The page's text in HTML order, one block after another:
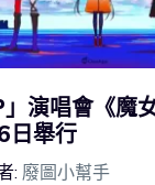
演唱會《魔
日舉行
: 廢圖小幫手